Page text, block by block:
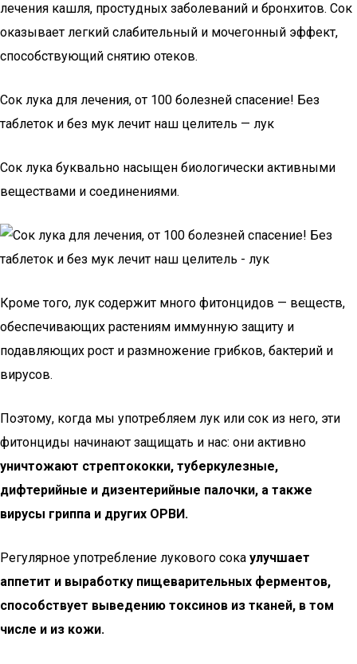
лечения кашля, простудных заболеваний и бронхитов. Сок
оказывает легкий слабительный и мочегонный эффект,
способствующий снятию отеков.
Сок лука для лечения, от 100 болезней спасение! Без
таблеток и без мук лечит наш целитель — лук
Сок лука буквально насыщен биологически активными
веществами и соединениями.
Кроме того, лук содержит много фитонцидов — веществ,
обеспечивающих растениям иммунную защиту и
подавляющих рост и размножение грибков, бактерий и
вирусов.
Поэтому, когда мы употребляем лук или сок из него, эти
фитонциды начинают защищать и нас: они активно
уничтожают стрептококки, туберкулезные,
дифтерийные и дизентерийные палочки, а также
вирусы гриппа и других ОРВИ.
Регулярное употребление лукового сока улучшает
аппетит и выработку пищеварительных ферментов,
способствует выведению токсинов из тканей, в том
числе и из кожи.